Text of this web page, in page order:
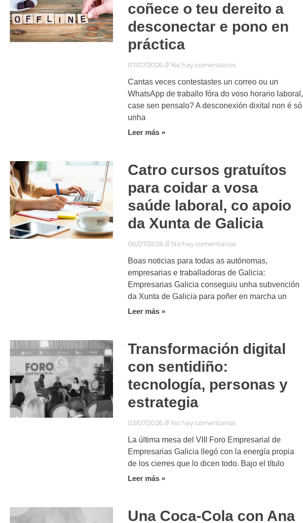
coñece o teu dereito a
desconectar e pono en
práctica
07/07/2026 No hay comentarios
Cantas veces contestastes un correo ou un
WhatsApp de traballo fóra do voso horario laboral,
case sen pensalo? A desconexión dixital non é só
unha
Leer más »
Catro cursos gratuítos
para coidar a vosa
saúde laboral, co apoio
da Xunta de Galicia
06/07/2026 No hay comentarios
Boas noticias para todas as autónomas,
empresarias e traballadoras de Galicia:
Empresarias Galicia conseguiu unha subvención
da Xunta de Galicia para poñer en marcha un
Leer más »
Transformación digital
con sentidiño:
tecnología, personas y
estrategia
03/07/2026 No hay comentarios
La última mesa del VIII Foro Empresarial de
Empresarias Galicia llegó con la energía propia
de los cierres que lo dicen todo. Bajo el título
Leer más »
Una Coca-Cola con Ana